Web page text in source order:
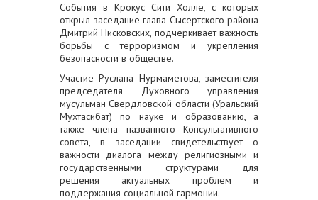
События в Крокус Сити Холле, с которых
открыл заседание глава Сысертского района
Дмитрий Нисковских, подчеркивает важность
борьбы с терроризмом и укрепления
безопасности в обществе.
Участие Руслана Нурмаметова, заместителя
председателя Духовного управления
мусульман Свердловской области (Уральский
Мухтасибат) по науке и образованию, а
также члена названного Консультативного
совета, в заседании свидетельствует о
важности диалога между религиозными и
государственными структурами для
решения актуальных проблем и
поддержания социальной гармонии.